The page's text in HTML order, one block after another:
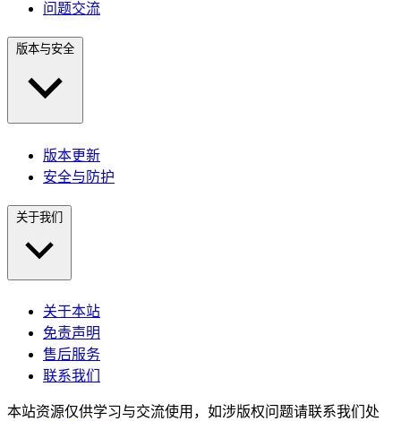
问题交流
版本与安全
版本更新
安全与防护
关于我们
关于本站
免责声明
售后服务
联系我们
本站资源仅供学习与交流使用，如涉版权问题请联系我们处